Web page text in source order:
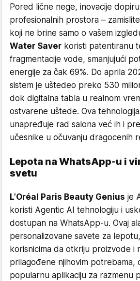
Pored lične nege, inovacije
profesionalnih prostora –
koji ne brine samo o vašem
Water Saver koristi patentiranu
fragmentacije vode, smanjujući
energije za čak 69%. Do aprila
sistem je uštedeo preko 530
dok digitalna tabla u realnom
ostvarene uštede. Ova
unapređuje rad salona već ih i
učesnike u očuvanju dragocenih
Lepota na WhatsApp-u i
svetu
L’Oréal Paris Beauty Genius je
koristi Agentic AI tehnologiju i
dostupan na WhatsApp-u. Ovaj
personalizovane savete za
korisnicima da otkriju proizvode i
prilagođene njihovim
popularnu aplikaciju za razmenu